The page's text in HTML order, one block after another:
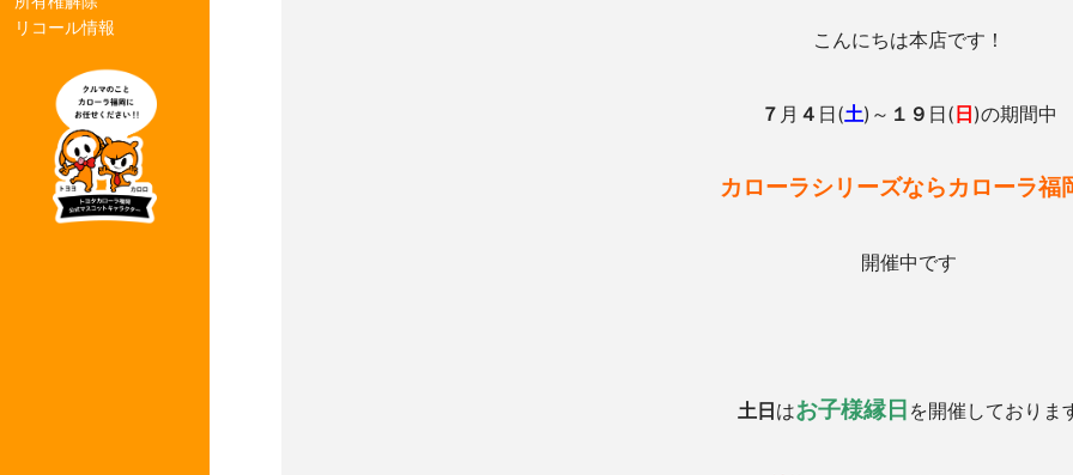
リコール情報
こんにちは本店です！
７ 月 ４ 日(土)～ １９ 日( 日)の期間中
カローラシリーズならカローラ福
開催中です
土日はお子様縁日 を開催しておりま